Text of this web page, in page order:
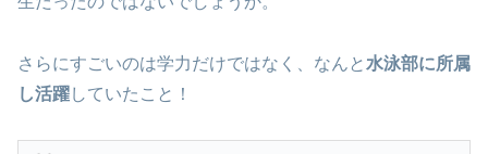
さらにすごいのは学力だけではなく、なんと 水泳部に所属
し活躍していたこと！